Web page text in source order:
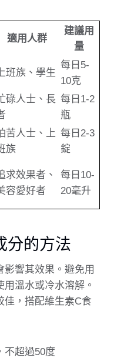
適用人群
建議用
量
班族、學生
每日5-
10克
碌人士、長 每日1-2
瓶
苦人士、上
族
每日2-3
錠
求效果者、
容愛好者
每日10-
20毫升
分的方法
響其效果。避免用
溫水或冷水溶解。
佳，搭配維生素C食
不超過50度